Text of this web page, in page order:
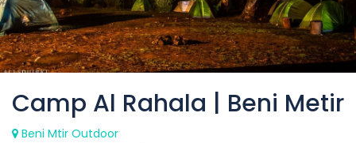
Camp Al Rahala | Beni Metir
Beni Mtir Outdoor